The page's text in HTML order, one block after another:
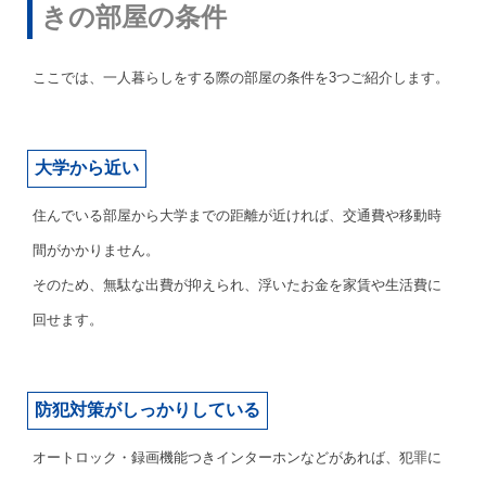
きの部屋の条件
ここでは、一人暮らしをする際の部屋の条件を3つご紹介します。
大学から近い
住んでいる部屋から大学までの距離が近ければ、交通費や移動時
間がかかりません。
そのため、無駄な出費が抑えられ、浮いたお金を家賃や生活費に
回せます。
防犯対策がしっかりしている
オートロック・録画機能つきインターホンなどがあれば、犯罪に